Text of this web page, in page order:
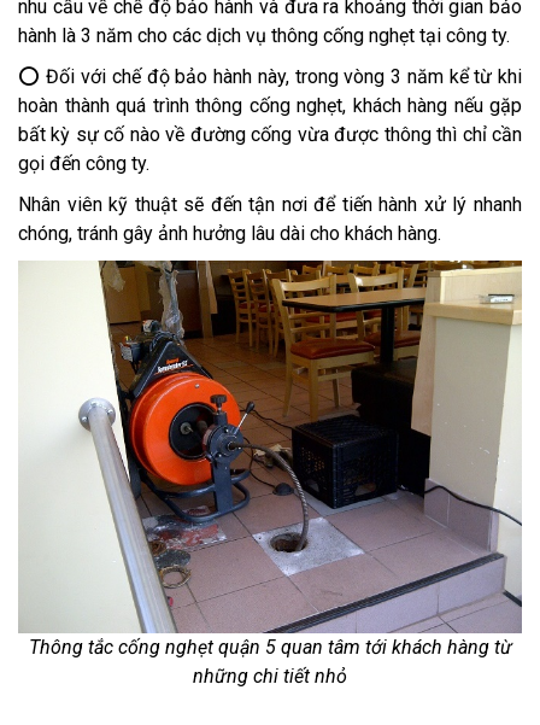
nhu cầu về chế độ bảo hành và đưa ra khoảng thời gian bảo
hành là 3 năm cho các dịch vụ thông cống nghẹt tại công ty.
⭕ Đối với chế độ bảo hành này, trong vòng 3 năm kể từ khi
hoàn thành quá trình thông cống nghẹt, khách hàng nếu gặp
bất kỳ sự cố nào về đường cống vừa được thông thì chỉ cần
gọi đến công ty.
Nhân viên kỹ thuật sẽ đến tận nơi để tiến hành xử lý nhanh
chóng, tránh gây ảnh hưởng lâu dài cho khách hàng.
Thông tắc cống nghẹt quận 5 quan tâm tới khách hàng từ
những chi tiết nhỏ